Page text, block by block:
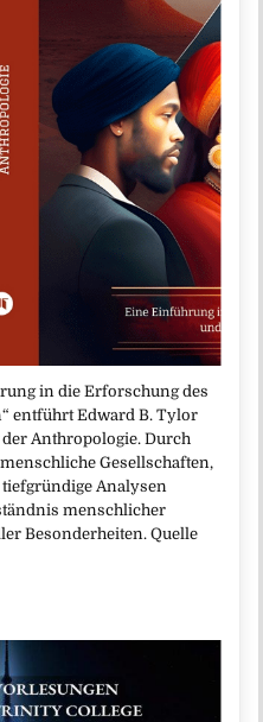
in die Erforschung des
entführt Edward B. Tylor
Anthropologie. Durch
Gesellschaften,
Analysen
menschlicher
Besonderheiten. Quelle